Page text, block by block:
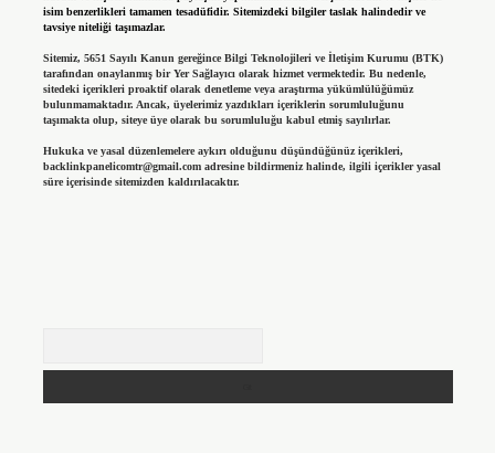
isim benzerlikleri tamamen tesadüfidir. Sitemizdeki bilgiler taslak halindedir ve
tavsiye niteliği taşımazlar.
Sitemiz, 5651 Sayılı Kanun gereğince Bilgi Teknolojileri ve İletişim Kurumu (BTK)
tarafından onaylanmış bir Yer Sağlayıcı olarak hizmet vermektedir. Bu nedenle,
sitedeki içerikleri proaktif olarak denetleme veya araştırma yükümlülüğümüz
bulunmamaktadır. Ancak, üyelerimiz yazdıkları içeriklerin sorumluluğunu
taşımakta olup, siteye üye olarak bu sorumluluğu kabul etmiş sayılırlar.
Hukuka ve yasal düzenlemelere aykırı olduğunu düşündüğünüz içerikleri,
backlinkpanelicomtr@gmail.comadresine bildirmeniz halinde, ilgili içerikler yasal
süre içerisinde sitemizden kaldırılacaktır.